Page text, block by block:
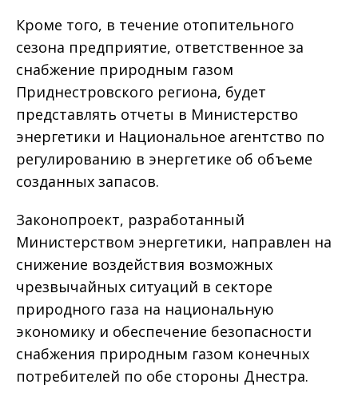
Кроме того, в течение отопительного
сезона предприятие, ответственное за
снабжение природным газом
Приднестровского региона, будет
представлять отчеты в Министерство
энергетики и Национальное агентство по
регулированию в энергетике об объеме
созданных запасов.
Законопроект, разработанный
Министерством энергетики, направлен на
снижение воздействия возможных
чрезвычайных ситуаций в секторе
природного газа на национальную
экономику и обеспечение безопасности
снабжения природным газом конечных
потребителей по обе стороны Днестра.